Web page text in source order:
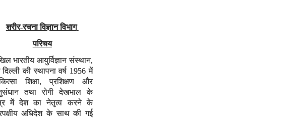
शरीर-रचना विज्ञान विभाग
परिचय
भारतीय आयुर्विज्ञान संस्थान,
दिल्ली की स्थापना वर्ष 1956 में
शिक्षा, प्रशिक्षण और
तथा रोगी देखभाल के
में देश का नेतृत्व करने के
अधिदेश के साथ की गई